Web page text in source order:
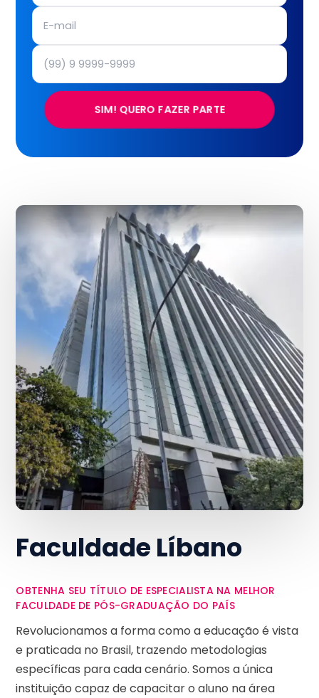
SIM! QUERO FAZER PARTE
Faculdade Líbano
OBTENHA SEU TÍTULO DE ESPECIALISTA NA MELHOR
FACULDADE DE PÓS-GRADUAÇÃO DO PAÍS
Revolucionamos a forma como a educação é vista
e praticada no Brasil, trazendo metodologias
específicas para cada cenário. Somos a única
instituição capaz de capacitar o aluno na área